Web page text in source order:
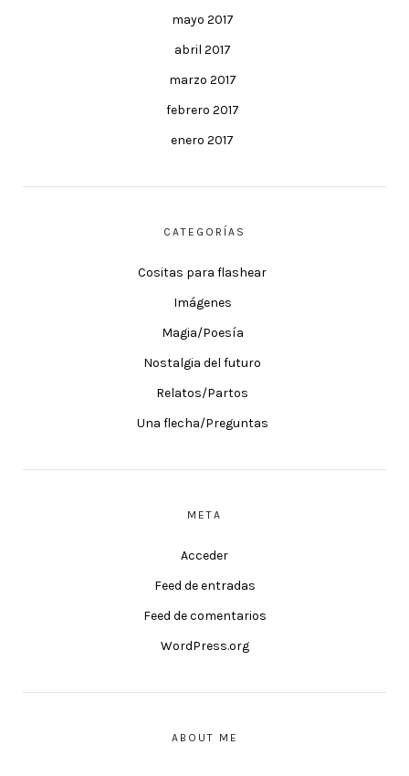
mayo 2017
abril 2017
marzo 2017
febrero 2017
enero 2017
CATEGORÍAS
Cositas para flashear
Imágenes
Magia/Poesía
Nostalgia del futuro
Relatos/Partos
Una flecha/Preguntas
META
Acceder
Feed de entradas
Feed de comentarios
WordPress.org
ABOUT ME